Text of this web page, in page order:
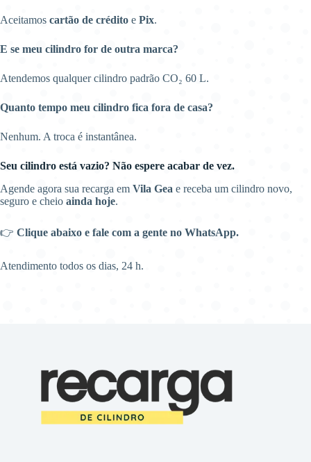
Aceitamos cartão de crédito e Pix.
E se meu cilindro for de outra marca?
Atendemos qualquer cilindro padrão CO₂ 60 L.
Quanto tempo meu cilindro fica fora de casa?
Nenhum. A troca é instantânea.
Seu cilindro está vazio? Não espere acabar de vez.
Agende agora sua recarga em Vila Gea e receba um cilindro novo,
seguro e cheio ainda hoje.
👉 Clique abaixo e fale com a gente no WhatsApp.
Atendimento todos os dias, 24 h.